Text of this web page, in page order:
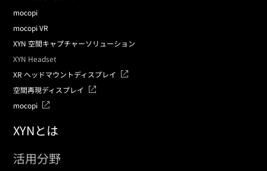
mocopi
mocopi VR
XYN 空間キャプチャーソリューション
XYN Headset
XR ヘッドマウントディスプレイ
空間再現ディスプレイ
mocopi
XYNとは
活用分野